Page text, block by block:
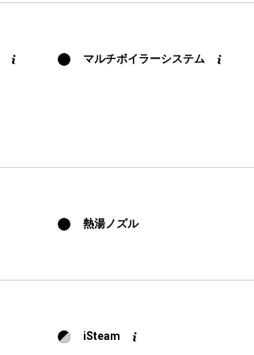
マルチボイラーシステム
熱湯ノズル
iSteam